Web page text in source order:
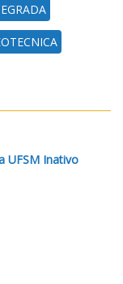
UFSM Inativo